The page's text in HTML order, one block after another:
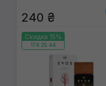
240 ₴
Скидка 15%
176:25:44